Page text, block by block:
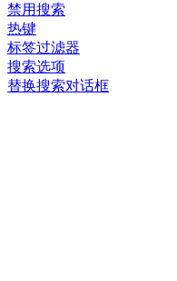
禁用搜索
热键
标签过滤器
搜索选项
替换搜索对话框